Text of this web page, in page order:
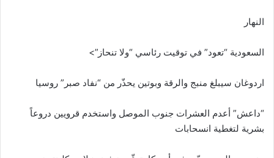
النهار
السعودية “تعود” في توقيت رئاسي “ولا تنحاز”>
اردوغان سيبلغ منبج والرقة وبوتين يحذّر من “نفاد صبر” روسيا
“داعش” أعدم العشرات جنوب الموصل واستخدم قرويين دروعاً
بشرية لتغطية انسحابات